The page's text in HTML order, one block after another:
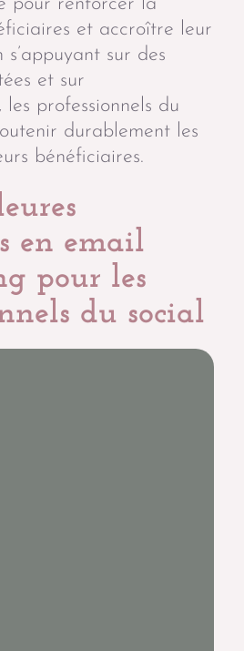
pour renforcer la
et accroître leur
sur des
et sur
les professionnels du
durablement les
bénéficiaires.
en email
pour les
du social